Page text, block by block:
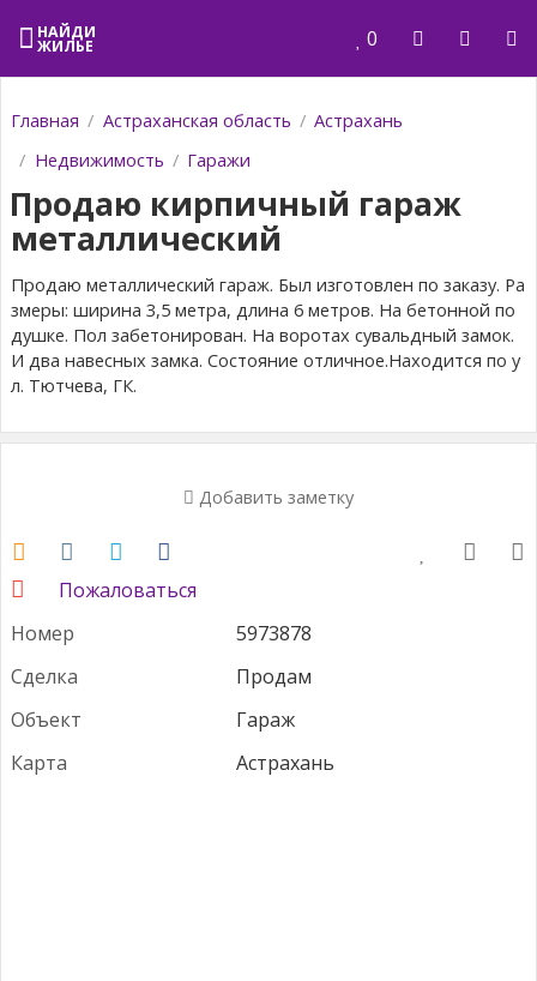
НАЙДИ
ЖИЛЬЕ 0
Главная Астраханская область
Астрахань
Недвижимость
Гаражи
Продаю кирпичный гараж
металлический
Продаю металлический гараж. Был изготовлен по заказу. Ра
змеры: ширина 3,5 метра, длина 6 метров. На бетонной по
душке. Пол забетонирован. На воротах сувальдный замок.
И два навесных замка. Состояние отличное.Находится по у
л. Тютчева, ГК.
Добавить заметку
Пожаловаться
Номер
5973878
Сделка
Продам
Объект
Гараж
Карта
Астрахань